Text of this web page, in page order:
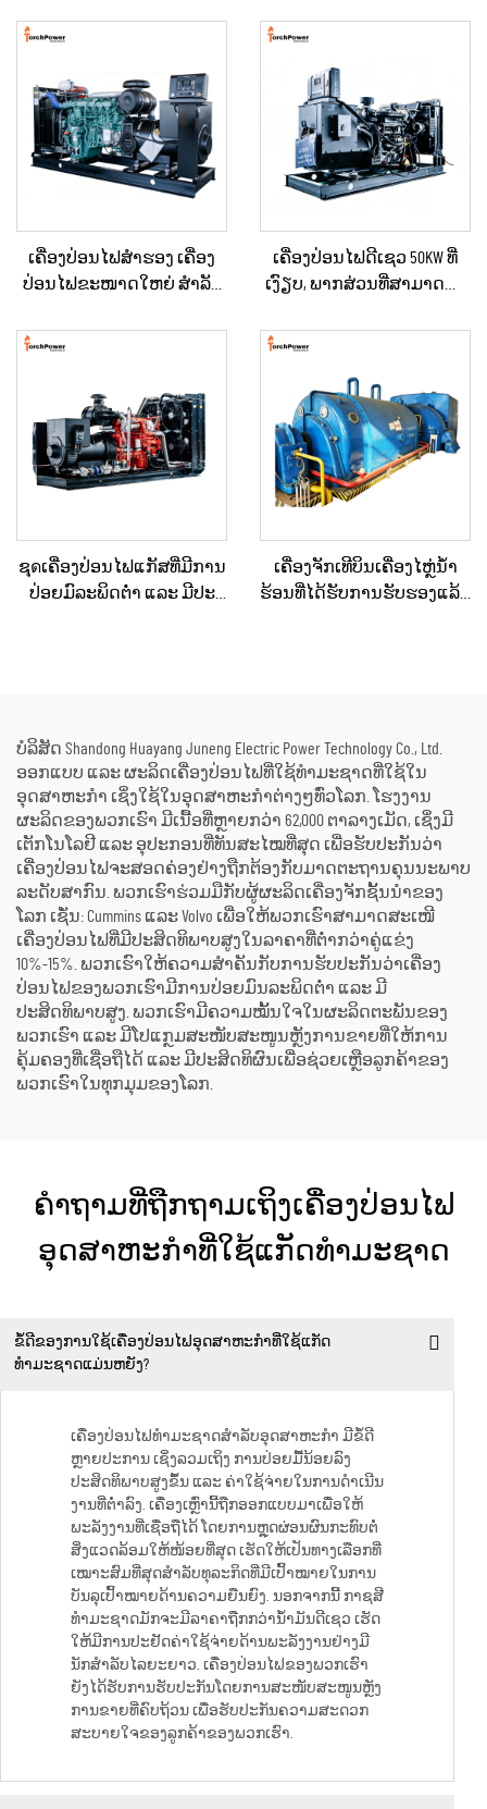
ເຄື່ອງປ່ອນໄຟສຳຮອງ ເຄື່ອງ
ປ່ອນໄຟຂະໜາດໃຫຍ່ ສຳລັບ
ກໍ່ສ້າງ
ເຄື່ອງປ່ອນໄຟດີເຊວ 50KW ທີ່
ເງົຽບ, ພາກສ່ວນທີ່ສາມາດນຳ
ກໍ່ສ້າງພາຍນອກ ແລະ ການ
ຊุดເຄື່ອງປ່ອນໄຟແກັສທີ່ມີການ
ປ່ອຍມົລະພິດຕ່ຳ ແລະ ມີປະ
ເຄື່ອງຈັກເທີບິນເຄື່ອງໄຫຼ່ນ້ຳ
ຮ້ອນທີ່ໄດ້ຮັບການຮັບຮອງແລ້ວ
ບໍລິສັດ Shandong Huayang Juneng Electric Power Technology Co., Ltd.
ອອກແບບ ແລະ ຜະລິດເຄື່ອງປ່ອນໄຟທີ່ໃຊ້ທຳມະຊາດທີ່ໃຊ້ໃນ
ອຸດສາຫະກຳ ເຊິ່ງໃຊ້ໃນອຸດສາຫະກຳຕ່າງໆທົ່ວໂລກ. ໂຮງງານ
ຜະລິດຂອງພວກເຮົາ ມີເນື້ອທີ່ຫຼາຍກວ່າ 62,000 ຕາລາງເມັດ, ເຊິ່ງມີ
ເຕັກໂນໂລຢີ ແລະ ອຸປະກອນທີ່ທັນສະໄໝທີ່ສຸດ ເພື່ອຮັບປະກັນວ່າ
ເຄື່ອງປ່ອນໄຟຈະສອດຄ່ອງຢ່າງຖືກຕ້ອງກັບມາດຕະຖານຄຸນນະພາບ
ລະດັບສາກົນ. ພວກເຮົາຮ່ວມມືກັບຜູ້ຜະລິດເຄື່ອງຈັກຊັ້ນນຳຂອງ
ໂລກ ເຊັ່ນ: Cummins ແລະ Volvo ເພື່ອໃຫ້ພວກເຮົາສາມາດສະເໜີ
ເຄື່ອງປ່ອນໄຟທີ່ມີປະສິດທິພາບສູງໃນລາຄາທີ່ຕ່ຳກວ່າຄູ່ແຂ່ງ
10%-15%. ພວກເຮົາໃຫ້ຄວາມສຳຄັນກັບການຮັບປະກັນວ່າເຄື່ອງ
ປ່ອນໄຟຂອງພວກເຮົາມີການປ່ອຍມົນລະພິດຕ່ຳ ແລະ ມີ
ປະສິດທິພາບສູງ. ພວກເຮົາມີຄວາມໝັ້ນໃຈໃນຜະລິດຕະພັນຂອງ
ພວກເຮົາ ແລະ ມີໂປແກຼມສະໜັບສະໜູນຫຼັງການຂາຍທີ່ໃຫ້ການ
ຄຸ້ມຄອງທີ່ເຊື່ອຖືໄດ້ ແລະ ມີປະສິດທິຜົນເພື່ອຊ່ວຍເຫຼືອລູກຄ້າຂອງ
ພວກເຮົາໃນທຸກມຸມຂອງໂລກ.
ຄຳຖາມທີ່ຖືກຖາມເຖິງເຄື່ອງປ່ອນໄຟ
ອຸດສາຫະກຳທີ່ໃຊ້ແກັດທຳມະຊາດ
ຂໍ້ດີຂອງການໃຊ້ເຄື່ອງປ່ອນໄຟອຸດສາຫະກຳທີ່ໃຊ້ແກັດ
ທຳມະຊາດແມ່ນຫຍັງ?
ເຄື່ອງປ່ອນໄຟທຳມະຊາດສຳລັບອຸດສາຫະກຳ ມີຂໍ້ດີ
ຫຼາຍປະການ ເຊິ່ງລວມເຖິງ ການປ່ອຍມື້ນ້ອຍລົງ
ປະສິດທິພາບສູງຂຶ້ນ ແລະ ຄ່າໃຊ້ຈ່າຍໃນການດຳເນີນ
ງານທີ່ຕ່ຳລົງ. ເຄື່ອງເຫຼົ່ານີ້ຖືກອອກແບບມາເພື່ອໃຫ້
ພະລັງງານທີ່ເຊື່ອຖືໄດ້ ໂດຍການຫຼຸດຜ່ອນຜົນກະທົບຕໍ່
ສິ່ງແວດລ້ອມໃຫ້ໜ້ອຍທີ່ສຸດ ເຮັດໃຫ້ເປັນທາງເລືອກທີ່
ເໝາະສົມທີ່ສຸດສຳລັບທຸລະກິດທີ່ມີເປົ້າໝາຍໃນການ
ບັນລຸເປົ້າໝາຍດ້ານຄວາມຍືນຍົງ. ນອກຈາກນີ້ ກາຊສີ
ທຳມະຊາດມັກຈະມີລາຄາຖືກກວ່ານ້ຳມັນດີເຊວ ເຮັດ
ໃຫ້ມີການປະຢັດຄ່າໃຊ້ຈ່າຍດ້ານພະລັງງານຢ່າງມີ
ນັກສຳລັບໄລຍະຍາວ. ເຄື່ອງປ່ອນໄຟຂອງພວກເຮົາ
ຍັງໄດ້ຮັບການຮັບປະກັນໂດຍການສະໜັບສະໜູນຫຼັງ
ການຂາຍທີ່ຄົບຖ້ວນ ເພື່ອຮັບປະກັນຄວາມສະດວກ
ສະບາຍໃຈຂອງລູກຄ້າຂອງພວກເຮົາ.